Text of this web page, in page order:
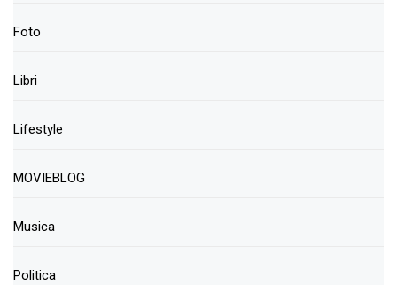
Foto
Libri
Lifestyle
MOVIEBLOG
Musica
Politica